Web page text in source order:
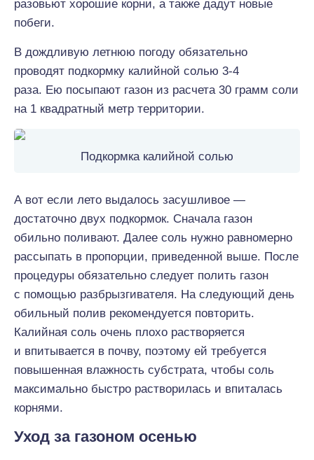
разовьют хорошие корни, а также дадут новые
побеги.
В дождливую летнюю погоду обязательно
проводят подкормку калийной солью 3-4
раза. Ею посыпают газон из расчета 30 грамм соли
на 1 квадратный метр территории.
Подкормка калийной солью
А вот если лето выдалось засушливое —
достаточно двух подкормок. Сначала газон
обильно поливают. Далее соль нужно равномерно
рассыпать в пропорции, приведенной выше. После
процедуры обязательно следует полить газон
с помощью разбрызгивателя. На следующий день
обильный полив рекомендуется повторить.
Калийная соль очень плохо растворяется
и впитывается в почву, поэтому ей требуется
повышенная влажность субстрата, чтобы соль
максимально быстро растворилась и впиталась
корнями.
Уход за газоном осенью